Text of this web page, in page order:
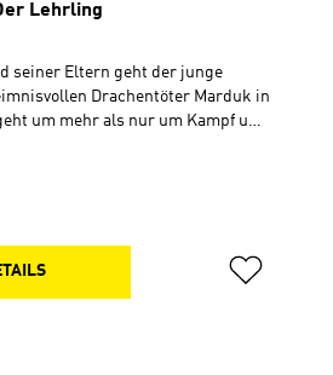
Lehrling
seiner Eltern geht der junge
Drachentöter Marduk in
um mehr als nur um Kampf und
biblische Geschichte vom
seiner eigenen Geschichte zu
ganz anders erzählt.Das Buch
Abenteuer als erster von